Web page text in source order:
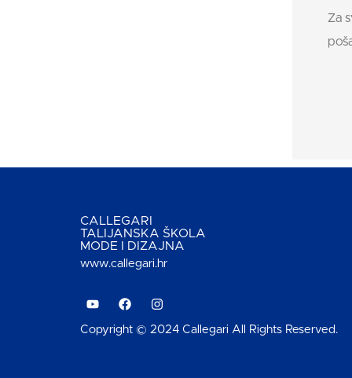
Za
CALLEGARI
TALIJANSKA ŠKOLA
MODE I DIZAJNA
www.callegari.hr
Copyright © 2024 Callegari All Rights Reserved.